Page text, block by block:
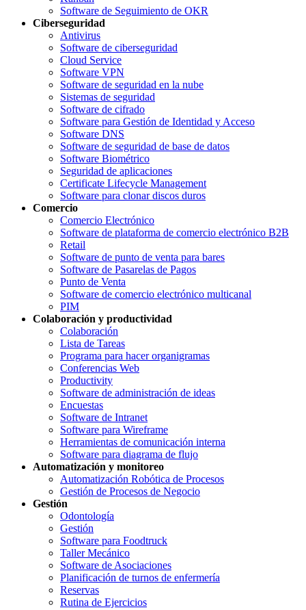
Software de Seguimiento de OKR
Ciberseguridad
Antivirus
Software de ciberseguridad
Cloud Service
Software VPN
Software de seguridad en la nube
Sistemas de seguridad
Software de cifrado
Software para Gestión de Identidad y Acceso
Software DNS
Software de seguridad de base de datos
Software Biométrico
Seguridad de aplicaciones
Certificate Lifecycle Management
Software para clonar discos duros
Comercio
Comercio Electrónico
Software de plataforma de comercio electrónico B2B
Retail
Software de punto de venta para bares
Software de Pasarelas de Pagos
Punto de Venta
Software de comercio electrónico multicanal
PIM
Colaboración y productividad
Colaboración
Lista de Tareas
Programa para hacer organigramas
Conferencias Web
Productivity
Software de administración de ideas
Encuestas
Software de Intranet
Software para Wireframe
Herramientas de comunicación interna
Software para diagrama de flujo
Automatización y monitoreo
Automatización Robótica de Procesos
Gestión de Procesos de Negocio
Gestión
Odontología
Gestión
Software para Foodtruck
Taller Mecánico
Software de Asociaciones
Planificación de turnos de enfermería
Reservas
Rutina de Ejercicios